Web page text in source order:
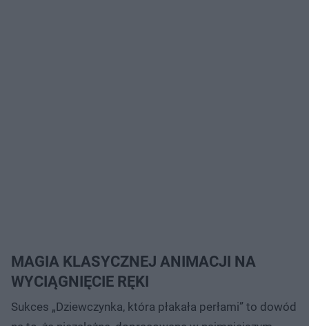
MAGIA KLASYCZNEJ ANIMACJI NA
WYCIĄGNIĘCIE RĘKI
Sukces „Dziewczynka, która płakała perłami” to dowód